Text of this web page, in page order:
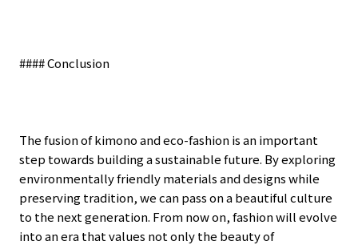
#### Conclusion
The fusion of kimono and eco-fashion is an important
step towards building a sustainable future. By exploring
environmentally friendly materials and designs while
preserving tradition, we can pass on a beautiful culture
to the next generation. From now on, fashion will evolve
into an era that values not only the beauty of